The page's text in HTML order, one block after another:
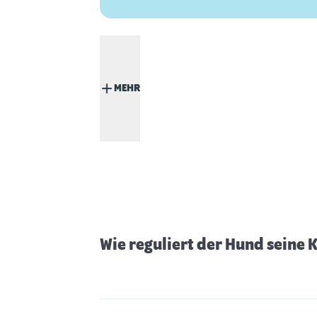
MEHR
Wie reguliert der Hund seine